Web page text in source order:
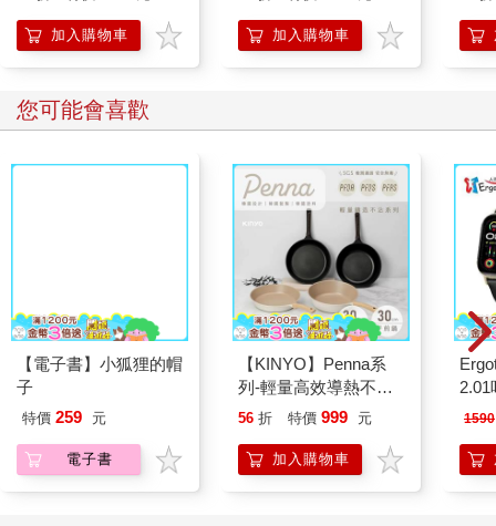
加入購物車 加入購物車
您可能會喜歡
【電子書】小狐狸的帽
子
特價 259 元
電子書
【KINYO】Penna系
列-輕量高效導熱不沾
平煎鍋30cm
56 折 特價 999 元
加入購物車
2.01
1590